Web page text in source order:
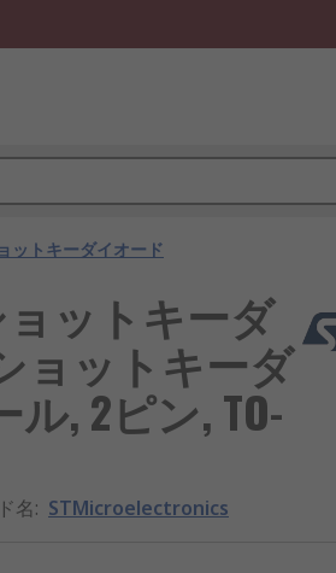
ットキーダイオード
ットキーダ
ョットキーダ
ル, 2ピン, TO-
名: STMicroelectronics